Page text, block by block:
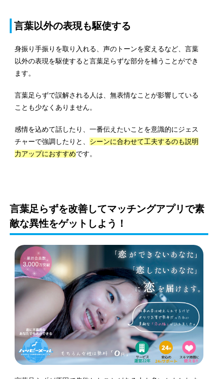
言葉以外の表現も駆使する
身振り手振りを取り入れる、声のトーンを変えるなど、言葉
以外の表現を駆使すると言葉足らずな部分を補うことができ
ます。
言葉足らずで誤解される人は、無表情なことが影響している
ことも少なくありません。
感情を込めて話したり、一番伝えたいことを意識的にジェス
チャーで強調したりと、 シーンに合わせて工夫するのも説明
力アップにおすすめです。
言葉足らずを改善してマッチングアプリで素
敵な異性をゲットしよう！